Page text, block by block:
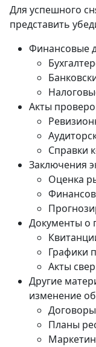
Для успешного
представить
Финансовые
Акты
Справки
Заключения
Оценка
Документы о
Графики
Акты
Другие
изменение
Планы